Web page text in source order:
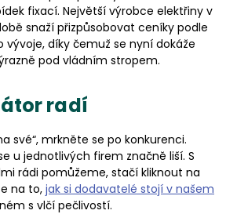
fixací. Největší výrobce elektřiny v
snaží přizpůsobovat ceníky podle
díky čemuž se nyní dokáže
pod vládním stropem.
radí
své“, mrkněte se po konkurenci.
u jednotlivých firem značně liší. S
rádi pomůžeme, stačí kliknout na
na to, jak si dodavatelé stojí v našem
s vlčí pečlivostí.